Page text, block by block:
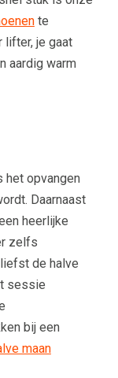
te
lifter, je gaat
aardig warm
het opvangen
Daarnaast
heerlijke
zelfs
de halve
sessie
bij een
maan